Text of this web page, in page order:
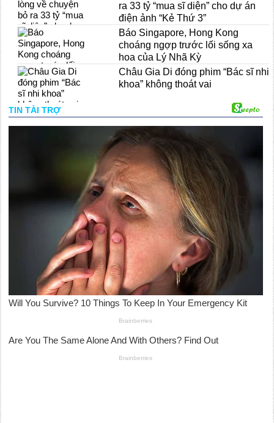
ra 33 tỷ “mua sĩ diện” cho dự án
điện ảnh “Kẻ Thứ 3”
Báo Singapore, Hong Kong
choáng ngợp trước lối sống xa
hoa của Lý Nhã Kỳ
Châu Gia Di đóng phim “Bác sĩ nhi
khoa” không thoát vai